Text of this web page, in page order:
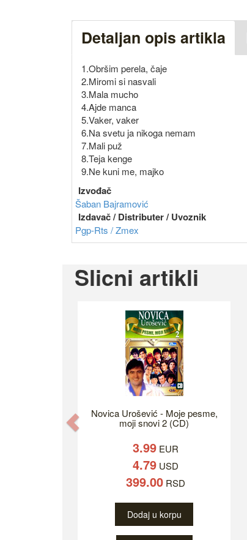
Detaljan opis artikla
1.Obršim perela, čaje
2.Miromi si nasvali
3.Mala mucho
4.Ajde manca
5.Vaker, vaker
6.Na svetu ja nikoga nemam
7.Mali puž
8.Teja kenge
9.Ne kuni me, majko
Izvođač
Šaban Bajramović
Izdavač / Distributer / Uvoznik
Pgp-Rts / Zmex
Slicni artikli
Novica Urošević - Moje pesme,
moji snovi 2 (CD)
3.99 EUR
4.79 USD
399.00 RSD
Dodaj u korpu
Previous